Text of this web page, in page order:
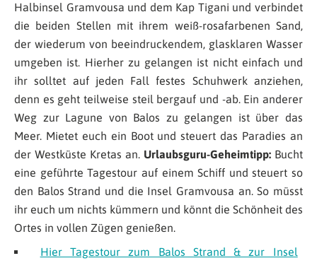
Halbinsel Gramvousa und dem Kap Tigani und verbindet
die beiden Stellen mit ihrem weiß-rosafarbenen Sand,
der wiederum von beeindruckendem, glasklaren Wasser
umgeben ist. Hierher zu gelangen ist nicht einfach und
ihr solltet auf jeden Fall festes Schuhwerk anziehen,
denn es geht teilweise steil bergauf und -ab. Ein anderer
Weg zur Lagune von Balos zu gelangen ist über das
Meer. Mietet euch ein Boot und steuert das Paradies an
der Westküste Kretas an. Urlaubsguru-Geheimtipp: Bucht
eine geführte Tagestour auf einem Schiff und steuert so
den Balos Strand und die Insel Gramvousa an. So müsst
ihr euch um nichts kümmern und könnt die Schönheit des
Ortes in vollen Zügen genießen.
Hier Tagestour zum Balos Strand & zur Insel